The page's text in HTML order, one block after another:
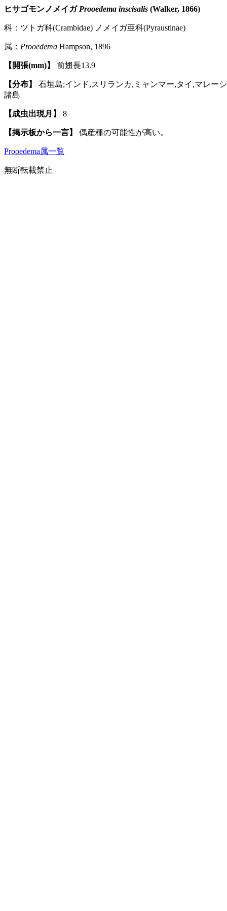
ヒサゴモンノメイガ Prooedema inscisalis (Walker, 1866)
科：ツトガ科(Crambidae) ノメイガ亜科(Pyraustinae)
属： Prooedema Hampson, 1896
【開張(mm)】 前翅長13.9
【分布】
石垣島;インド,スリランカ,ミャンマー,タイ,マレー
諸島
【成虫出現月】 8
【掲示板から一言】 偶産種の可能性が高い。
Prooedema属一覧
無断転載禁止